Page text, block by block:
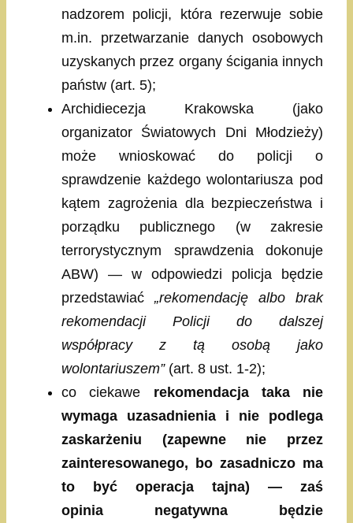
nadzorem policji, która rezerwuje sobie
m.in. przetwarzanie danych osobowych
uzyskanych przez organy ścigania innych
państw (art. 5);
Archidiecezja Krakowska (jako
organizator Światowych Dni Młodzieży)
może wnioskować do policji o
sprawdzenie każdego wolontariusza pod
kątem zagrożenia dla bezpieczeństwa i
porządku publicznego (w zakresie
terrorystycznym sprawdzenia dokonuje
ABW) — w odpowiedzi policja będzie
przedstawiać „rekomendację albo brak
rekomendacji Policji do dalszej
współpracy z tą osobą jako
wolontariuszem” (art. 8 ust. 1-2);
co ciekawe rekomendacja taka nie
wymaga uzasadnienia i nie podlega
zaskarżeniu (zapewne nie przez
zainteresowanego, bo zasadniczo ma
to być operacja tajna) — zaś
opinia negatywna będzie